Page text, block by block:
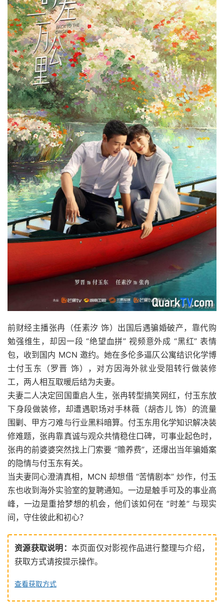
前财经主播张冉（任素汐 饰）出国后遇骗婚破产，靠代购
勉强维生，却因一段 “绝望血拼” 视频意外成 “黑红” 表情
包，收到国内 MCN 邀约。她在多伦多逼仄公寓结识化学博
士付玉东（罗晋 饰），对方因海外就业受阻转行做装修
工，两人相互取暖后结为夫妻。
夫妻二人决定回国重启人生，张冉转型搞笑网红，付玉东放
下身段做装修，却遭遇职场对手林薇（胡杏儿 饰）的流量
围剿、甲方刁难与行业黑料暗算。付玉东用化学知识解决装
修难题，张冉靠真诚与观众共情稳住口碑，可事业起色时，
张冉的前婆婆突然找上门索要 “赡养费”，还爆出当年骗婚案
的隐情与付玉东有关。
当夫妻同心澄清真相，MCN 却想借 “苦情剧本” 炒作，付玉
东也收到海外实验室的复聘通知。一边是触手可及的事业高
峰，一边是重拾梦想的机会，他们该如何在 “时差” 与现实
间，守住彼此和初心？
资源获取说明： 本页面仅对影视作品进行整理与介绍，
获取方式请按提示操作。
查看获取方式